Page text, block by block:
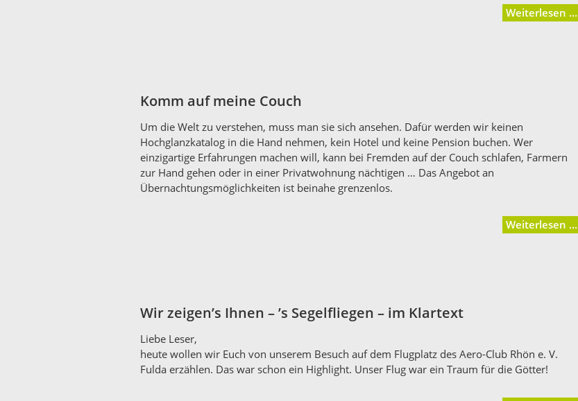
Weiterlesen …
Komm auf meine Couch
Um die Welt zu verstehen, muss man sie sich ansehen. Dafür werden wir keinen
Hochglanzkatalog in die Hand nehmen, kein Hotel und keine Pension buchen. Wer
einzigartige Erfahrungen machen will, kann bei Fremden auf der Couch schlafen, Farmern
zur Hand gehen oder in einer Privatwohnung nächtigen … Das Angebot an
Übernachtungsmöglichkeiten ist beinahe grenzenlos.
Weiterlesen …
Wir zeigen’s Ihnen – ’s Segelfliegen – im Klartext
Liebe Leser,
heute wollen wir Euch von unserem Besuch auf dem Flugplatz des Aero-Club Rhön e. V.
Fulda erzählen. Das war schon ein Highlight. Unser Flug war ein Traum für die Götter!